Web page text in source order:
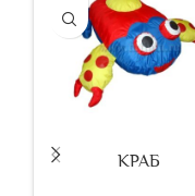
КРАБ